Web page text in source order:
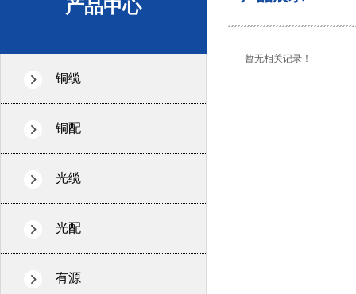
产品中心
暂无相关记录！
铜缆
铜配
光缆
光配
有源